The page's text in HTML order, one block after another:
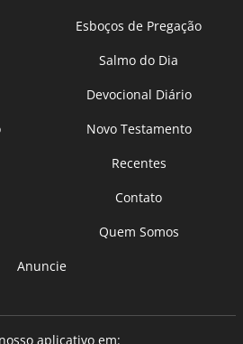
Esboços de Pregação
Salmo do Dia
Devocional Diário
Novo Testamento
Recentes
Contato
Quem Somos
Anuncie
aplicativo em: